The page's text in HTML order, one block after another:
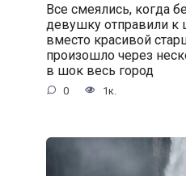
Все смеялись, когда
девушку отправили к
вместо красивой
произошло через
в шок весь город
0 1к.